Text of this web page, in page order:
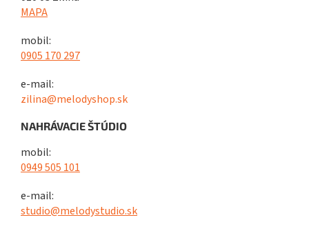
MAPA
mobil:
0905 170 297
e-mail:
zilina@melodyshop.sk
NAHRÁVACIE ŠTÚDIO
mobil:
0949 505 101
e-mail:
studio@melodystudio.sk